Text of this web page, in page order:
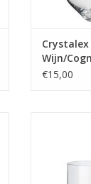
Wijn/
580ml
€15,00